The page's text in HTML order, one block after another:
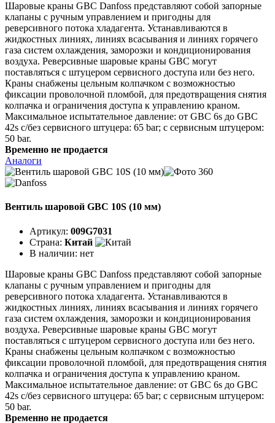
Шаровые краны GBC Danfoss представляют собой запорные
клапаны с ручным управлением и пригодны для
реверсивного потока хладагента. Устанавливаются в
жидкостных линиях, линиях всасывания и линиях горячего
газа систем охлаждения, заморозки и кондиционирования
воздуха. Реверсивные шаровые краны GBC могут
поставляться с штуцером сервисного доступа или без него.
Краны снабжены цельным колпачком с возможностью
фиксации проволочной пломбой, для предотвращения снятия
колпачка и ограничения доступа к управлению краном.
Максимальное испытательное давление: от GBC 6s до GBC
42s с/без сервисного штуцера: 65 bar; с сервисным штуцером:
50 bar.
Временно не продается
Аналоги
Вентиль шаровой GBC 10S (10 мм)
Артикул: 009G7031
Страна: Китай
В наличии: нет
Шаровые краны GBC Danfoss представляют собой запорные
клапаны с ручным управлением и пригодны для
реверсивного потока хладагента. Устанавливаются в
жидкостных линиях, линиях всасывания и линиях горячего
газа систем охлаждения, заморозки и кондиционирования
воздуха. Реверсивные шаровые краны GBC могут
поставляться с штуцером сервисного доступа или без него.
Краны снабжены цельным колпачком с возможностью
фиксации проволочной пломбой, для предотвращения снятия
колпачка и ограничения доступа к управлению краном.
Максимальное испытательное давление: от GBC 6s до GBC
42s с/без сервисного штуцера: 65 bar; с сервисным штуцером:
50 bar.
Временно не продается